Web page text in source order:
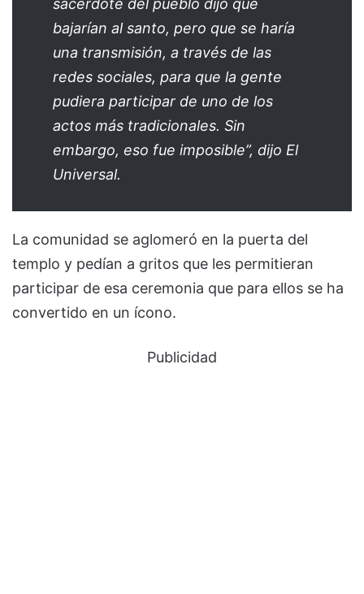
sacerdote del pueblo dijo que
bajarían al santo, pero que se haría
una transmisión, a través de las
redes sociales, para que la gente
pudiera participar de uno de los
actos más tradicionales. Sin
embargo, eso fue imposible”, dijo El
Universal.
La comunidad se aglomeró en la puerta del
templo y pedían a gritos que les permitieran
participar de esa ceremonia que para ellos se ha
convertido en un ícono.
Publicidad